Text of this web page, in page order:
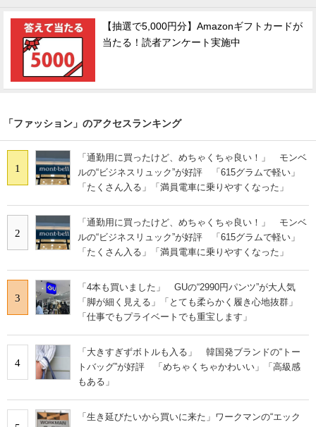
【抽選で5,000円分】Amazonギフトカードが
当たる！読者アンケート実施中
「ファッション」のアクセスランキング
1
「通勤用に買ったけど、めちゃくちゃ良い！」 モンベ
ルの“ビジネスリュック”が好評 「615グラムで軽い」
「たくさん入る」「満員電車に乗りやすくなった」
2
「通勤用に買ったけど、めちゃくちゃ良い！」 モンベ
ルの“ビジネスリュック”が好評 「615グラムで軽い」
「たくさん入る」「満員電車に乗りやすくなった」
3
「4本も買いました」 GUの“2990円パンツ”が大人気
「脚が細く見える」「とても柔らかく履き心地抜群」
「仕事でもプライベートでも重宝します」
4
「大きすぎずボトルも入る」 韓国発ブランドの“トー
トバッグ”が好評 「めちゃくちゃかわいい」「高級感
もある」
「生き延びたいから買いに来た」ワークマンの“エック